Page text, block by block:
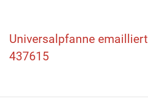
Universalpfanne emailliert
437615